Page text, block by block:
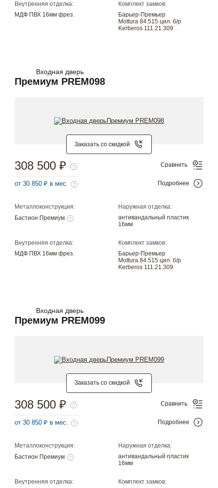
Внутренняя отделка:
МДФ ПВХ 16мм фрез.
Комплект замков:
Барьер-Премьер
Mottura 84.515 цил. б/р
Kerberos 111.21.309
Входная дверь
Премиум PREM098
Заказать со скидкой
Металлоконструкция:
Бастион Премиум
Наружная отделка:
антивандальный пластик
16мм
Внутренняя отделка:
МДФ ПВХ 16мм фрез.
Комплект замков:
Барьер-Премьер
Mottura 84.515 цил. б/р
Kerberos 111.21.309
308 500 ₽
от 30 850 ₽ в мес.
Сравнить
Подробнее
Входная дверь
Премиум PREM099
Заказать со скидкой
Металлоконструкция:
Бастион Премиум
Наружная отделка:
антивандальный пластик
16мм
Внутренняя отделка:
Комплект замков:
308 500 ₽
от 30 850 ₽ в мес.
Сравнить
Подробнее